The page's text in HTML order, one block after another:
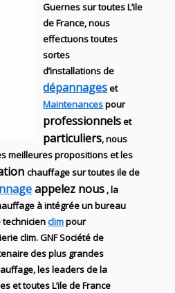
Guernes sur toutes L’ile
de France, nous
effectuons toutes
sortes
d’installationsde
dépannageset
Maintenancespour
professionnelset
particuliers, nous
meilleures propositions et les
chauffage sur toutes ile de
appelez nous , la
à intégrée un bureau
technicienclimpour
clim.GNFSociété de
des plus grandes
, les leadersde la
et toutes L’ile de France